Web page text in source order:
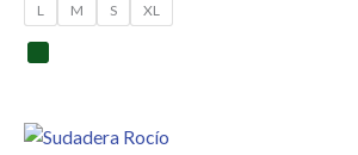
L M S XL